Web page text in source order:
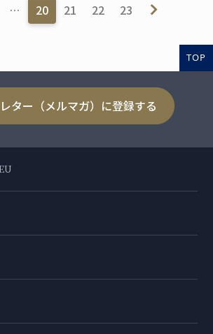
… 20 21 22 23
TOP
ター（メルマガ）に登録する